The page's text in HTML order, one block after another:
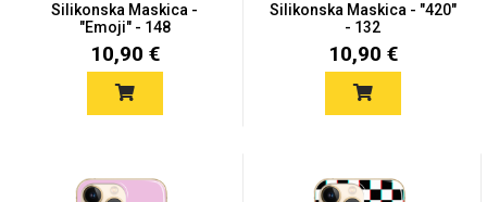
Silikonska Maskica -
"Emoji" - 148
10,90 €
Silikonska Maskica - "420"
- 132
10,90 €